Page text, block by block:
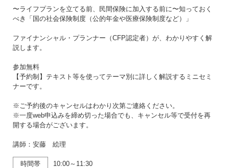
〜ライフプランを立てる前、民間保険に加入する前に〜知っておく
べき「国の社会保険制度（公的年金や医療保険制度など）」
ファイナンシャル・プランナー（CFP認定者）が、わかりやすく解
説します。
参加無料
【予約制】テキスト等を使ってテーマ別に詳しく解説するミニセミ
ナーです。
※ご予約後のキャンセルはわかり次第ご連絡ください。
※一度web申込みを締め切った場合でも、キャンセル等で受付を再
開する場合がございます。
講師：安藤 絵理
時間帯 10:00～11:30